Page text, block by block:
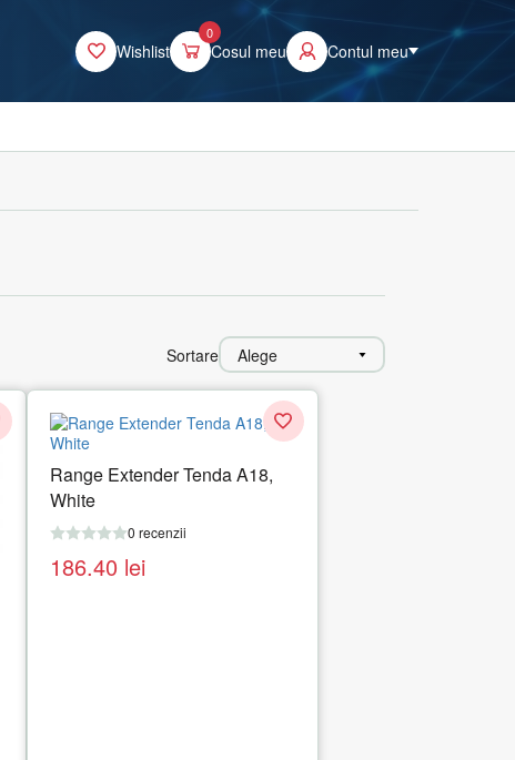
Wishlist
0
Cosul meu Contul meu
Sortare Alege
Range Extender Tenda A18,
White
0 recenzii
186.40 lei